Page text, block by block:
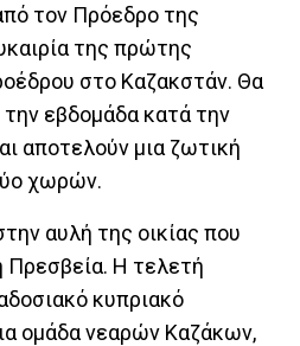
τον Πρόεδρο της
της πρώτης
στο Καζακστάν. Θα
την εβδομάδα κατά την
αποτελούν μια ζωτική
χωρών.
αυλή της οικίας που
Πρεσβεία. Η τελετή
κυπριακό
ομάδα νεαρών Καζάκων,